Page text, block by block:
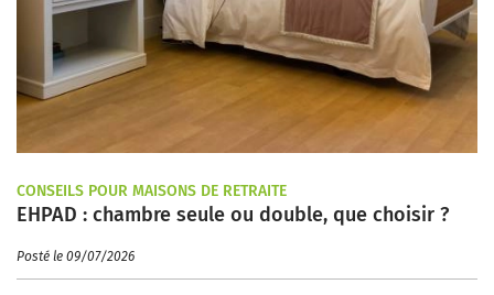
CONSEILS POUR MAISONS DE RETRAITE
EHPAD : chambre seule ou double, que choisir ?
Posté le 09/07/2026